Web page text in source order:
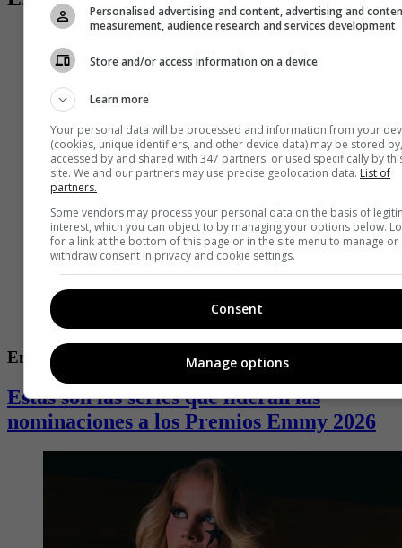
Entretenimiento
Estas son las series que lideran las
nominaciones a los Premios Emmy 2026
Personalised advertising and content, advertising and
measurement, audience research and services development
Store and/or access information on a device
Learn more
Your personal data will be processed and information from your
(cookies, unique identifiers, and other device data) may be stored by,
accessed by and shared with 347 partners, or used specifically by
site. We and our partners may use precise geolocation data. List of
partners.
Some vendors may process your personal data on the basis of
interest, which you can object to by managing your options below.
for a link at the bottom of this page or in the site menu to manage or
withdraw consent in privacy and cookie settings.
Consent
Manage options